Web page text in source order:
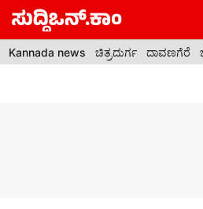
Skip
content
Kannada news ಚಿತ್ರದುರ್ಗ ದಾವಣಗೆರೆ